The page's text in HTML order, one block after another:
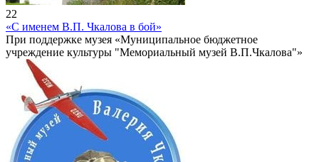
22
«С именем В.П. Чкалова в бой»
При поддержке музея «Муниципальное бюджетное
учреждение культуры "Мемориальный музей В.П.Чкалова"»